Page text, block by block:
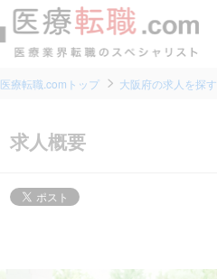
医療転職.comトップ 大阪府の求人を探す
求人概要